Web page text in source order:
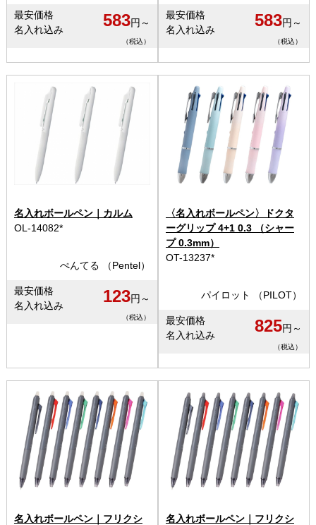
最安価格
名入れ込み
583円～
（税込）
最安価格
名入れ込み
583円～
（税込）
名入れボールペン｜カルム
OL-14082*
ぺんてる （Pentel）
最安価格
名入れ込み
123円～
（税込）
〈名入れボールペン〉ドクタ
ーグリップ 4+1 0.3 （シャー
プ 0.3mm）
OT-13237*
パイロット （PILOT）
最安価格
名入れ込み
825円～
（税込）
名入れボールペン｜フリクシ
名入れボールペン｜フリクシ